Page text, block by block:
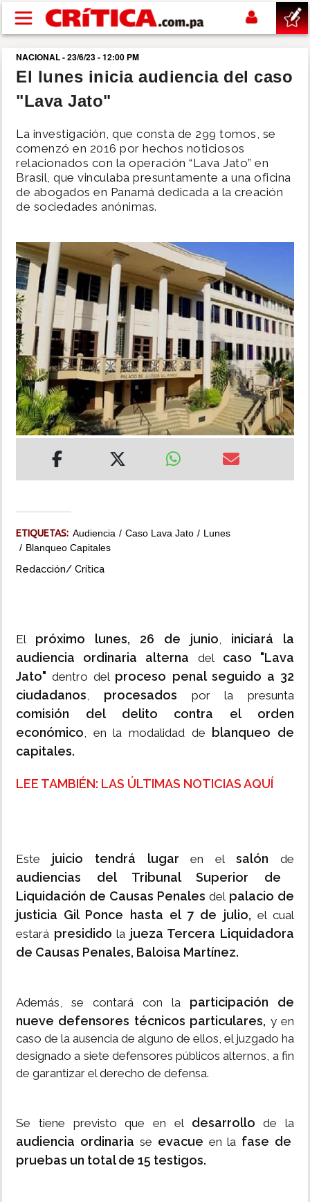
Pasar al contenido principal
buscar
SUCESOS
NACIONAL
POLÍTICA
DEPORTES
MUNDO
INSÓLITAS
MULTIMEDIA
IMPRESO
NACIONAL - 23/6/23 - 12:00 PM
El lunes inicia audiencia del caso
"Lava Jato"
La investigación, que consta de 299 tomos, se
comenzó en 2016 por hechos noticiosos
relacionados con la operación “Lava Jato” en
Brasil, que vinculaba presuntamente a una oficina
de abogados en Panamá dedicada a la creación
de sociedades anónimas.
ETIQUETAS: Audiencia Caso Lava Jato
Lunes
Blanqueo Capitales
Redacción/ Crítica
El próximo lunes, 26 de junio, iniciará la
audiencia ordinaria alterna del caso "Lava
Jato" dentro del proceso penal seguido a 32
ciudadanos, procesados por la presunta
comisión del delito contra el orden
económico, en la modalidad de
blanqueo de
capitales.
LEE TAMBIÉN: LAS ÚLTIMAS NOTICIAS AQUÍ
Este juicio tendrá lugaren elsalónde
audiencias del Tribunal Superior de
Liquidación de Causas Penales del palacio de
justicia Gil Ponce hasta el 7 de julio, el cual
estará presididola jueza Tercera Liquidadora
de Causas Penales, Baloisa Martínez.
Además, se contará con la participación de
nueve defensores técnicos particulares, y en
caso de la ausencia de alguno de ellos, el juzgado ha
designado a siete defensores públicos alternos, a fin
de garantizar el derecho de defensa.
Se tiene previsto que en el desarrollo de la
audiencia ordinaria se evacue en la fase de
pruebas un total de 15 testigos.